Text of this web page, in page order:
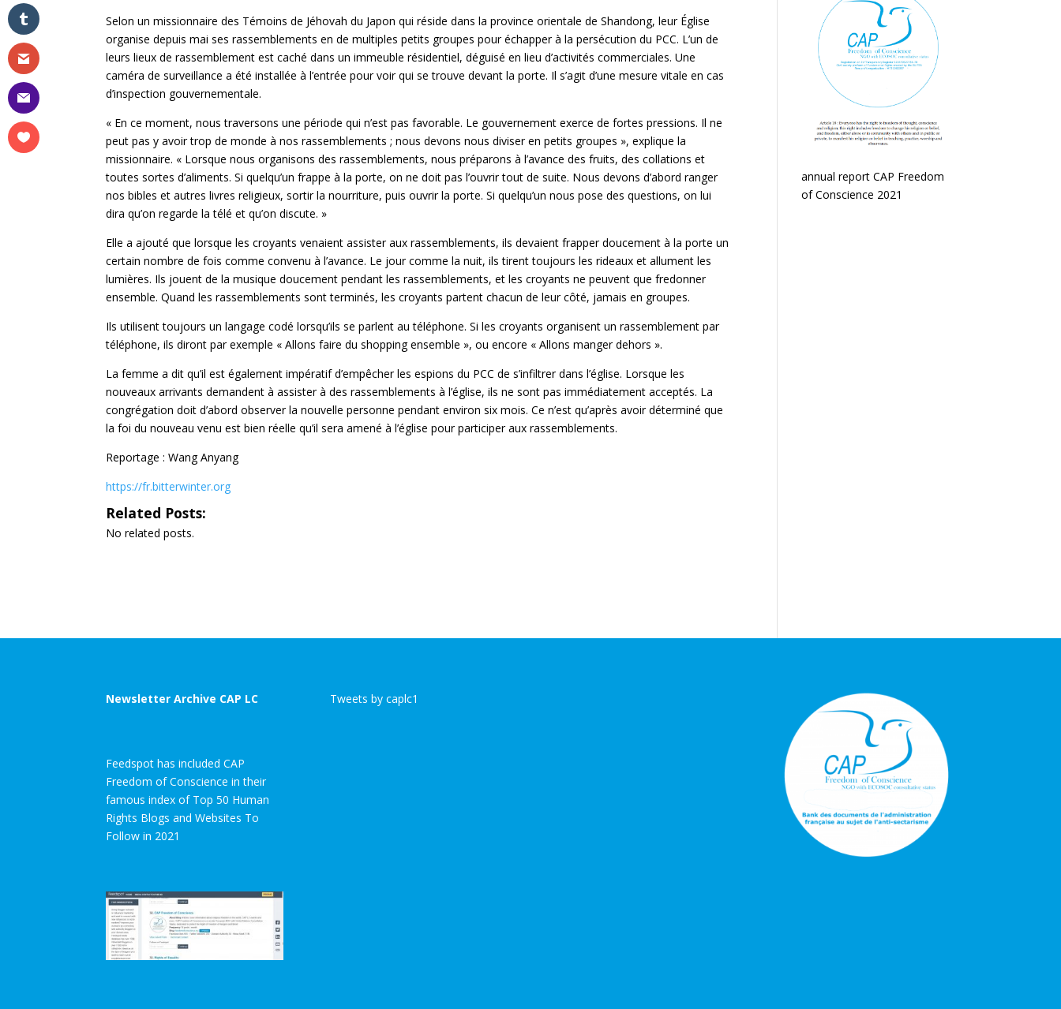
Selon un missionnaire des Témoins de Jéhovah du Japon qui réside dans la province orientale de Shandong, leur Église
organise depuis mai ses rassemblements en de multiples petits groupes pour échapper à la persécution du PCC. L’un de
leurs lieux de rassemblement est caché dans un immeuble résidentiel, déguisé en lieu d’activités commerciales. Une
caméra de surveillance a été installée à l’entrée pour voir qui se trouve devant la porte. Il s’agit d’une mesure vitale en cas
d’inspection gouvernementale.
« En ce moment, nous traversons une période qui n’est pas favorable. Le gouvernement exerce de fortes pressions. Il ne
peut pas y avoir trop de monde à nos rassemblements ; nous devons nous diviser en petits groupes », explique la
missionnaire. « Lorsque nous organisons des rassemblements, nous préparons à l’avance des fruits, des collations et
toutes sortes d’aliments. Si quelqu’un frappe à la porte, on ne doit pas l’ouvrir tout de suite. Nous devons d’abord ranger
nos bibles et autres livres religieux, sortir la nourriture, puis ouvrir la porte. Si quelqu’un nous pose des questions, on lui
dira qu’on regarde la télé et qu’on discute. »
Elle a ajouté que lorsque les croyants venaient assister aux rassemblements, ils devaient frapper doucement à la porte un
certain nombre de fois comme convenu à l’avance. Le jour comme la nuit, ils tirent toujours les rideaux et allument les
lumières. Ils jouent de la musique doucement pendant les rassemblements, et les croyants ne peuvent que fredonner
ensemble. Quand les rassemblements sont terminés, les croyants partent chacun de leur côté, jamais en groupes.
Ils utilisent toujours un langage codé lorsqu’ils se parlent au téléphone. Si les croyants organisent un rassemblement par
téléphone, ils diront par exemple « Allons faire du shopping ensemble », ou encore « Allons manger dehors ».
La femme a dit qu’il est également impératif d’empêcher les espions du PCC de s’infiltrer dans l’église. Lorsque les
nouveaux arrivants demandent à assister à des rassemblements à l’église, ils ne sont pas immédiatement acceptés. La
congrégation doit d’abord observer la nouvelle personne pendant environ six mois. Ce n’est qu’après avoir déterminé que
la foi du nouveau venu est bien réelle qu’il sera amené à l’église pour participer aux rassemblements.
Reportage : Wang Anyang
https://fr.bitterwinter.org
Related Posts:
No related posts.
annual report CAP Freedom
of Conscience 2021
Newsletter Archive CAP LC
Feedspot has included CAP
Freedom of Conscience in their
famous index of Top 50 Human
Rights Blogs and Websites To
Follow in 2021
Tweets by caplc1